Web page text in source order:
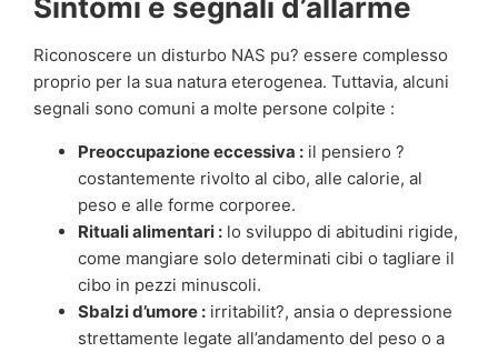
Sintomi e segnali d’allarme
Riconoscere un disturbo NAS pu? essere complesso
proprio per la sua natura eterogenea. Tuttavia, alcuni
segnali sono comuni a molte persone colpite :
Preoccupazione eccessiva : il pensiero ?
costantemente rivolto al cibo, alle calorie, al
peso e alle forme corporee.
Rituali alimentari : lo sviluppo di abitudini rigide,
come mangiare solo determinati cibi o tagliare il
cibo in pezzi minuscoli.
Sbalzi d’umore : irritabilit?, ansia o depressione
strettamente legate all’andamento del peso o a